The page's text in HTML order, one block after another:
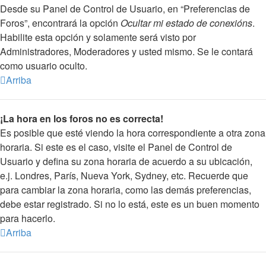
Desde su Panel de Control de Usuario, en “Preferencias de
Foros”, encontrará la opción Ocultar mi estado de conexións.
Habilite esta opción y solamente será visto por
Administradores, Moderadores y usted mismo. Se le contará
como usuario oculto.
Arriba
¡La hora en los foros no es correcta!
Es posible que esté viendo la hora correspondiente a otra zona
horaria. Si este es el caso, visite el Panel de Control de
Usuario y defina su zona horaria de acuerdo a su ubicación,
e.j. Londres, París, Nueva York, Sydney, etc. Recuerde que
para cambiar la zona horaria, como las demás preferencias,
debe estar registrado. Si no lo está, este es un buen momento
para hacerlo.
Arriba